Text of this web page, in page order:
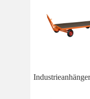
Industrieanhänger